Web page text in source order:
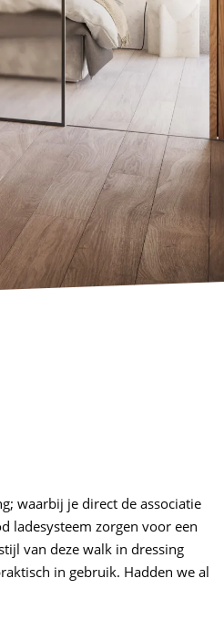
waarbij je direct de associatie
ladesysteem zorgen voor een
van deze walk in dressing
in gebruik. Hadden we al